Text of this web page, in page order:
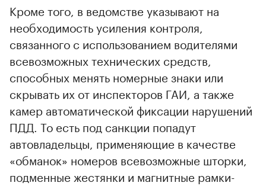
Кроме того, в ведомстве указывают на
необходимость усиления контроля,
связанного с использованием водителями
всевозможных технических средств,
способных менять номерные знаки или
скрывать их от инспекторов ГАИ, а также
камер автоматической фиксации нарушений
ПДД. То есть под санкции попадут
автовладельцы, применяющие в качестве
«обманок» номеров всевозможные шторки,
подменные жестянки и магнитные рамки-